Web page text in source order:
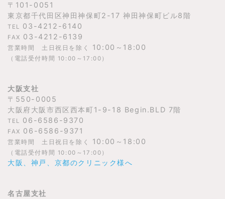
〒101-0051
東京都千代田区神田神保町2-17 神田神保町ビル8階
TEL 03-4212-6140
FAX 03-4212-6139
営業時間 土日祝日を除く 10:00～18:00
（電話受付時間 10:00～17:00）
大阪支社
〒550-0005
大阪府大阪市西区西本町1-9-18 Begin.BLD 7階
TEL 06-6586-9370
FAX 06-6586-9371
営業時間 土日祝日を除く 10:00～18:00
（電話受付時間 10:00～17:00）
大阪、神戸、京都のクリニック様へ
名古屋支社